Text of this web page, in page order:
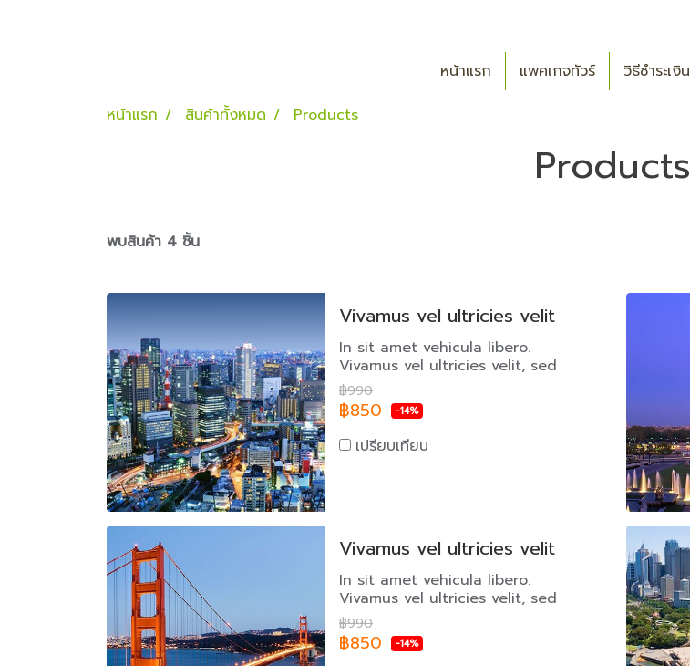
หน้าแรก แพคเกจทัวร์ วิธีชำระเงิน
หน้าแรก
สินค้าทั้งหมด Products
Products
พบสินค้า 4 ชิ้น
Vivamus vel ultricies velit
In sit amet vehicula libero.
Vivamus vel ultricies velit, sed
fringilla elit.
฿990
฿850 -14%
เปรียบเทียบ
Vivamus vel ultricies velit
In sit amet vehicula libero.
Vivamus vel ultricies velit, sed
fringilla elit.
฿990
฿850 -14%